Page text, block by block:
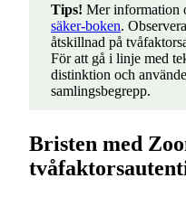
Tips! Mer information
säker-boken.
åtskillnad på
För att gå i linje med
distinktion och
samlingsbegrepp.
Bristen med